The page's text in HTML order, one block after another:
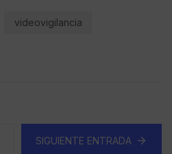
videovigilancia
SIGUIENTE ENTRADA